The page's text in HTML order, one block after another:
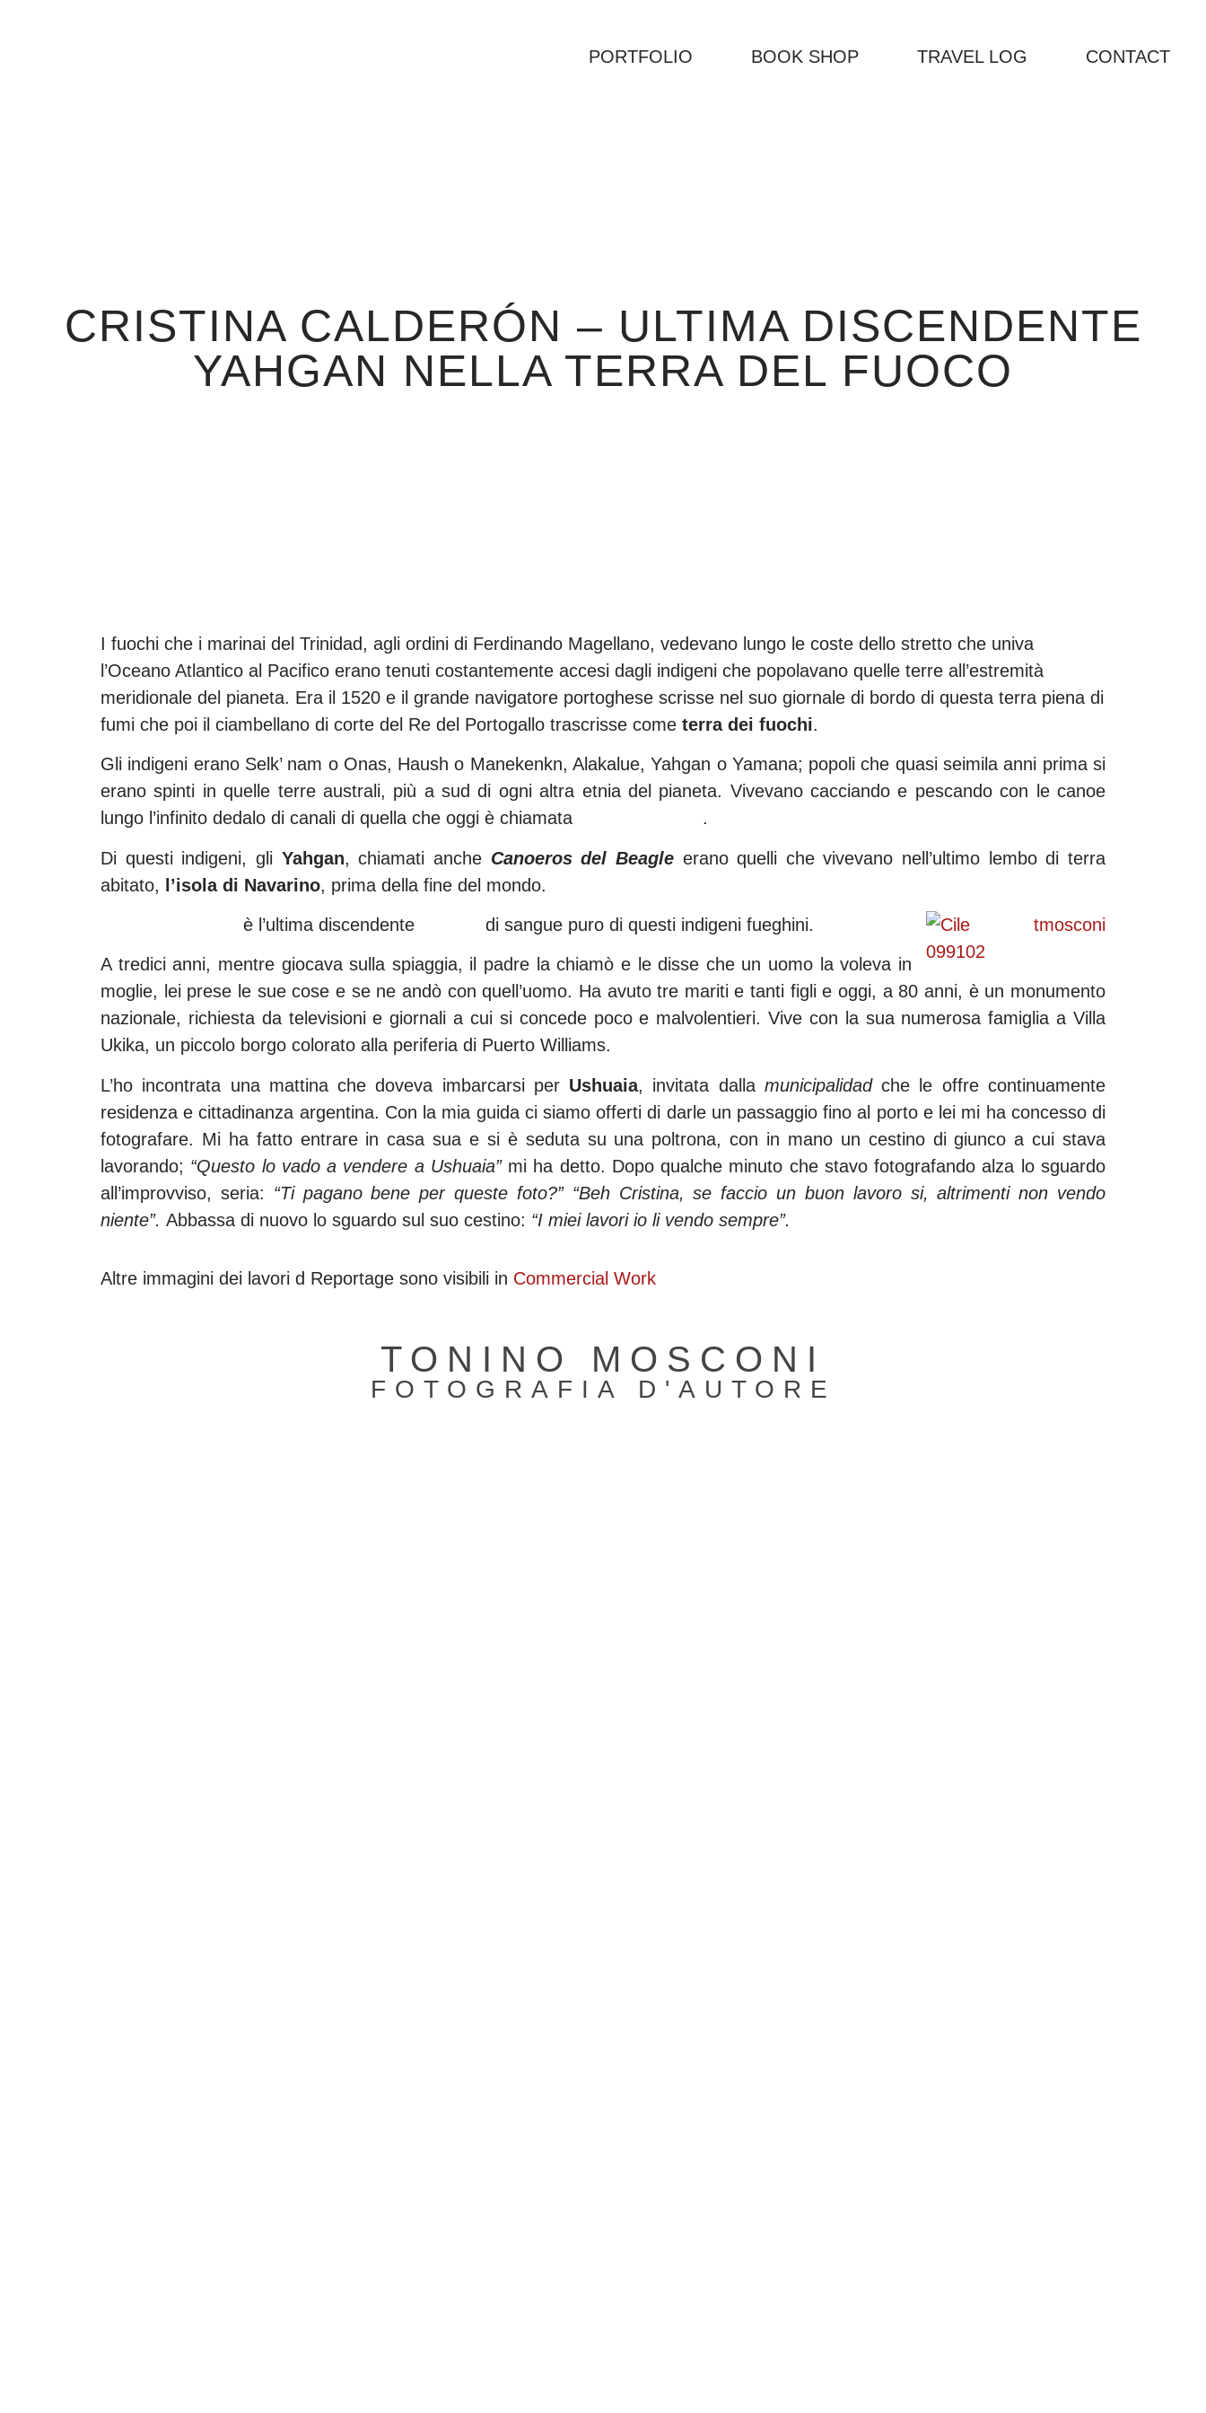
PORTFOLIO BOOK SHOP TRAVEL LOG CONTACT
CRISTINA CALDERÓN – ULTIMA DISCENDENTE
YAHGAN NELLA TERRA DEL FUOCO
I fuochi che i marinai del Trinidad, agli ordini di Ferdinando Magellano, vedevano lungo le coste dello stretto che univa
l’Oceano Atlantico al Pacifico erano tenuti costantemente accesi dagli indigeni che popolavano quelle terre all’estremità
meridionale del pianeta. Era il 1520 e il grande navigatore portoghese scrisse nel suo giornale di bordo di questa terra piena di
fumi che poi il ciambellano di corte del Re del Portogallo trascrisse come terra dei fuochi.
Gli indigeni erano Selk’ nam o Onas, Haush o Manekenkn, Alakalue, Yahgan o Yamana; popoli che quasi seimila anni prima si
erano spinti in quelle terre australi, più a sud di ogni altra etnia del pianeta. Vivevano cacciando e pescando con le canoe
lungo l’infinito dedalo di canali di quella che oggi è chiamata
.
Di questi indigeni, gli Yahgan, chiamati anche Canoeros del Beagleerano quelli che vivevano nell’ultimo lembo di terra
abitato, l’isola di Navarino, prima della fine del mondo.
è l’ultima discendente di sangue puro di questi indigeni fueghini.
A tredici anni, mentre giocava sulla spiaggia, il padre la chiamò e le disse che un uomo la voleva in
moglie, lei prese le sue cose e se ne andò con quell’uomo. Ha avuto tre mariti e tanti figli e oggi, a 80 anni, è un monumento
nazionale, richiesta da televisioni e giornali a cui si concede poco e malvolentieri. Vive con la sua numerosa famiglia a Villa
Ukika, un piccolo borgo colorato alla periferia di Puerto Williams.
L’ho incontrata una mattina che doveva imbarcarsi per Ushuaia, invitata dalla municipalidadche le offre continuamente
residenza e cittadinanza argentina. Con la mia guida ci siamo offerti di darle un passaggio fino al porto e lei mi ha concesso di
fotografare. Mi ha fatto entrare in casa sua e si è seduta su una poltrona, con in mano un cestino di giunco a cui stava
lavorando; “Questo lo vado a vendere a Ushuaia” mi ha detto. Dopo qualche minuto che stavo fotografando alza lo sguardo
all’improvviso, seria: “Ti pagano bene per queste foto?” “Beh Cristina, se faccio un buon lavoro si, altrimenti non vendo
niente”. Abbassa di nuovo lo sguardo sul suo cestino: “I miei lavori io li vendo sempre”.
Altre immagini dei lavori d Reportage sono visibili in Commercial Work
TONINO MOSCONI
FOTOGRAFIA D'AUTORE